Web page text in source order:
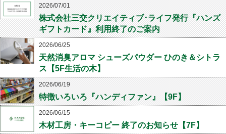
2026/07/01
株式会社三交クリエイティブ･ライフ発行『ハンズ
ギフトカード』利用終了のご案内
2026/06/25
天然消臭アロマ シューズパウダー ひのき＆シトラ
ス【5F生活の木】
2026/06/19
特徴いろいろ『ハンディファン』【9F】
2026/06/15
木材工房・キーコピー 終了のお知らせ【7F】